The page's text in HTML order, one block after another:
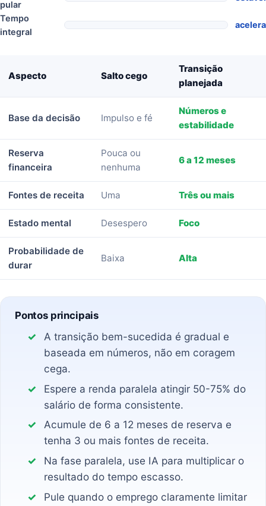
pular
Tempo
integral
acelera
Aspecto Salto cego
Transição
planejada
Base da decisão Impulso e fé
Números e
estabilidade
Reserva
financeira
Pouca ou
nenhuma
6 a 12 meses
Fontes de receita Uma Três ou mais
Estado mental Desespero Foco
Probabilidade de
durar
Baixa Alta
Pontos principais
A transição bem-sucedida é gradual e
baseada em números, não em coragem
cega.
Espere a renda paralela atingir 50-75% do
salário de forma consistente.
Acumule de 6 a 12 meses de reserva e
tenha 3 ou mais fontes de receita.
Na fase paralela, use IA para multiplicar o
resultado do tempo escasso.
Pule quando o emprego claramente limitar